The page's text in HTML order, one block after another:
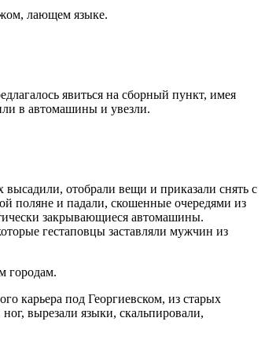
лающем языке.
явиться на сборный пункт, имея
в автомашины и увезли.
отобрали вещи и приказали снять с
поляне и падали, скошенные очередями из
закрывающиеся автомашины.
гестаповцы заставляли мужчин из
городам.
карьера под Георгиевском, из старых
вырезали языки, скальпировали,